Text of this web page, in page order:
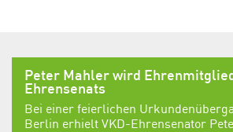
Peter Mahler wird
Ehrensenats
Bei einer feierlichen
Berlin erhielt VKD-Ehrensenator